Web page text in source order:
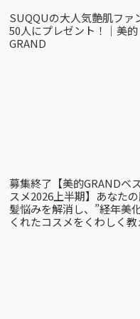
SUQQUの大人気艶肌ファ
50人にプレゼント！｜美的
GRAND
募集終了【美的GRANDベ
スメ2026上半期】あなたの
髪悩みを解消し、”経年美
くれたコスメをくわしく教